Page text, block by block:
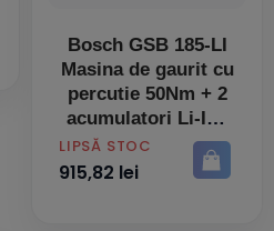
Bosch GSB 185-LI
Masina de gaurit cu
percutie 50Nm + 2
acumulatori Li-Ion
18V 2Ah +
incarcator + valiza
PRET
LIPSĂ STOC
915,82 lei